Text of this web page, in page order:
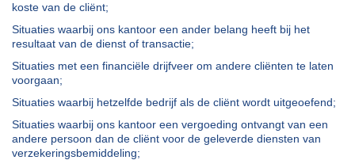
koste van de cliënt;
Situaties waarbij ons kantoor een ander belang heeft bij het
resultaat van de dienst of transactie;
Situaties met een financiële drijfveer om andere cliënten te laten
voorgaan;
Situaties waarbij hetzelfde bedrijf als de cliënt wordt uitgeoefend;
Situaties waarbij ons kantoor een vergoeding ontvangt van een
andere persoon dan de cliënt voor de geleverde diensten van
verzekeringsbemiddeling;